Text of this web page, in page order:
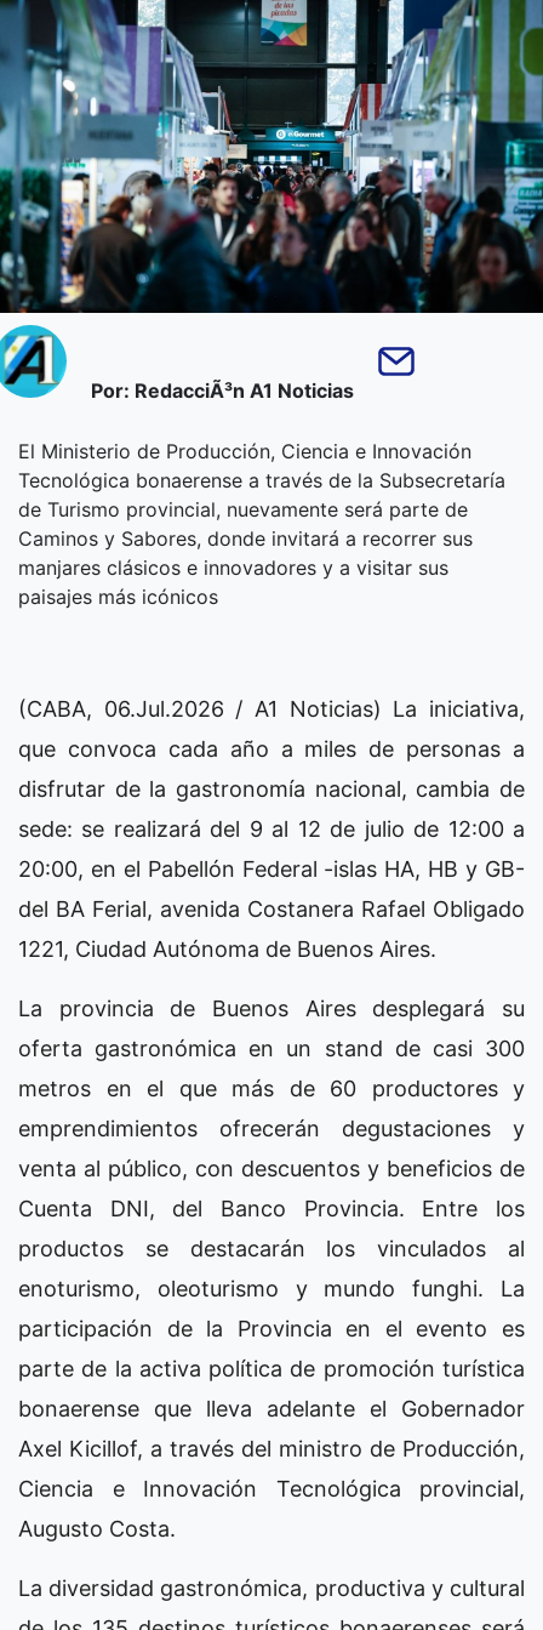
Por: RedacciÃ³n A1 Noticias
El Ministerio de Producción, Ciencia e Innovación
Tecnológica bonaerense a través de la Subsecretaría
de Turismo provincial, nuevamente será parte de
Caminos y Sabores, donde invitará a recorrer sus
manjares clásicos e innovadores y a visitar sus
paisajes más icónicos
(CABA, 06.Jul.2026 / A1 Noticias) La iniciativa,
que convoca cada año a miles de personas a
disfrutar de la gastronomía nacional, cambia de
sede: se realizará del 9 al 12 de julio de 12:00 a
20:00, en el Pabellón Federal -islas HA, HB y GB-
del BA Ferial, avenida Costanera Rafael Obligado
1221, Ciudad Autónoma de Buenos Aires.
La provincia de Buenos Aires desplegará su
oferta gastronómica en un stand de casi 300
metros en el que más de 60 productores y
emprendimientos ofrecerán degustaciones y
venta al público, con descuentos y beneficios de
Cuenta DNI, del Banco Provincia. Entre los
productos se destacarán los vinculados al
enoturismo, oleoturismo y mundo funghi. La
participación de la Provincia en el evento es
parte de la activa política de promoción turística
bonaerense que lleva adelante el Gobernador
Axel Kicillof, a través del ministro de Producción,
Ciencia e Innovación Tecnológica provincial,
Augusto Costa.
La diversidad gastronómica, productiva y cultural